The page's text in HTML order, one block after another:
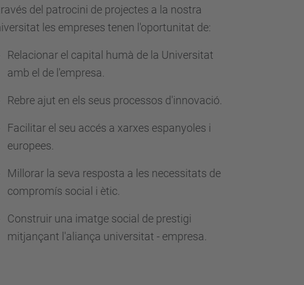
del patrocini de projectes a la nostra
les empreses tenen l'oportunitat de:
Relacionar el capital humà de la Universitat
amb el de l'empresa.
Rebre ajut en els seus processos d'innovació.
Facilitar el seu accés a xarxes espanyoles i
europees.
Millorar la seva resposta a les necessitats de
compromís social i ètic.
Construir una imatge social de prestigi
mitjançant l'aliança universitat - empresa.